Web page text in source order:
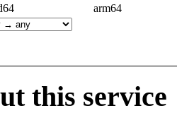
arm64
this service